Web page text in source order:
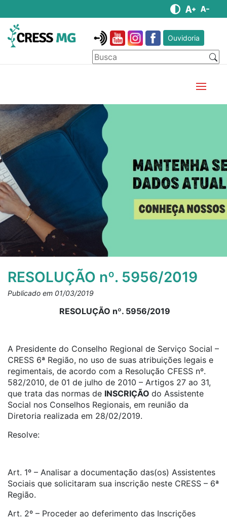
Ouvidoria
RESOLUÇÃO nº. 5956/2019
Publicado em 01/03/2019
RESOLUÇÃO nº. 5956/2019
A Presidente do Conselho Regional de Serviço Social –
CRESS 6ª Região, no uso de suas atribuições legais e
regimentais, de acordo com a Resolução CFESS nº.
582/2010, de 01 de julho de 2010 – Artigos 27 ao 31,
que trata das normas de INSCRIÇÃO do Assistente
Social nos Conselhos Regionais, em reunião da
Diretoria realizada em 28/02/2019.
Resolve:
Art. 1º – Analisar a documentação das(os) Assistentes
Sociais que solicitaram sua inscrição neste CRESS – 6ª
Região.
Art. 2º – Proceder ao deferimento das Inscrições